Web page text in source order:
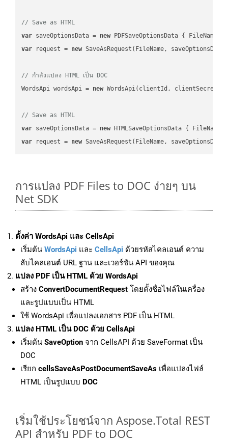
// Save as HTML
var saveOptionsData = new PDFSaveOptionsData { FileName =
var request = new SaveAsRequest(FileName,
// กำลังแปลง HTML เป็น DOC
WordsApi wordsApi = new WordsApi(clientId, clientSecret);
// Save as HTML
var saveOptionsData = new HTMLSaveOptionsData { FileName
var request = new
การแปลง PDF Files to DOC ง่ายๆ บน
Net SDK
ตั้งค่า WordsApi และ CellsApi
เริ่มต้น WordsApi และ CellsApi ด้วยรหัสไคลเอนต์ ความ
ลับไคลเอนต์ URL ฐาน และเวอร์ชัน API ของคุณ
แปลง PDF เป็น HTML ด้วย WordsApi
สร้าง ConvertDocumentRequest โดยตั้งชื่อไฟล์ในเครื่อง
และรูปแบบเป็น HTML
ใช้ WordsApi เพื่อแปลงเอกสาร PDF เป็น HTML
แปลง HTML เป็น DOC ด้วย CellsApi
เริ่มต้น SaveOption จาก CellsAPI ด้วย SaveFormat เป็น
DOC
เรียก cellsSaveAsPostDocumentSaveAs เพื่อแปลงไฟล์
HTML เป็นรูปแบบ DOC
เริ่มใช้ประโยชน์จาก Aspose.Total REST
API สำหรับ PDF to DOC